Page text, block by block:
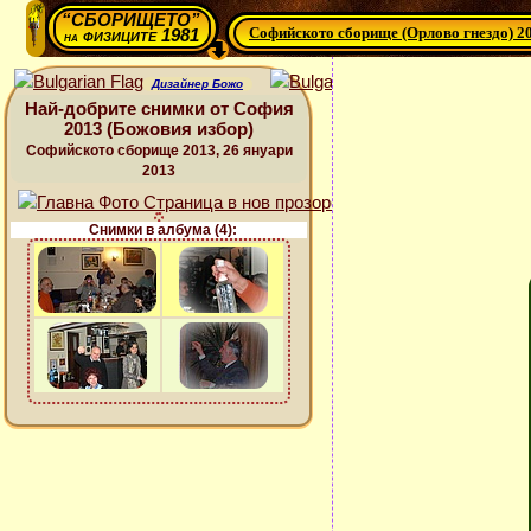
“СБОРИЩЕТО”
нафизиците 1981 Софийското сборище (Орлово гнездо)
Дизайнер Божо
Най-добрите снимки от София
2013 (Божовия избор)
Софийското сборище 2013, 26 януари
2013
Снимки в албума (4):